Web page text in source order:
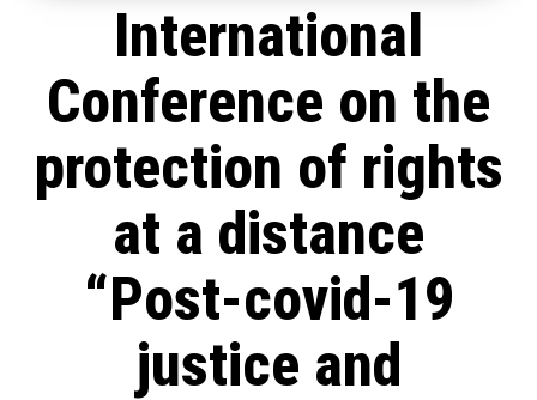
International
Conference on the
protection of rights
at a distance
“Post-covid-19
justice and